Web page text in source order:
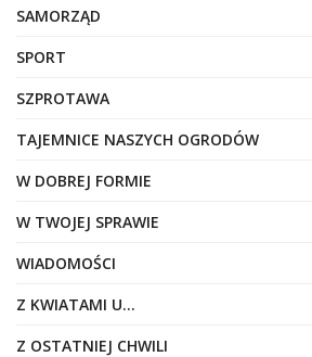
SAMORZĄD
SPORT
SZPROTAWA
TAJEMNICE NASZYCH OGRODÓW
W DOBREJ FORMIE
W TWOJEJ SPRAWIE
WIADOMOŚCI
Z KWIATAMI U…
Z OSTATNIEJ CHWILI